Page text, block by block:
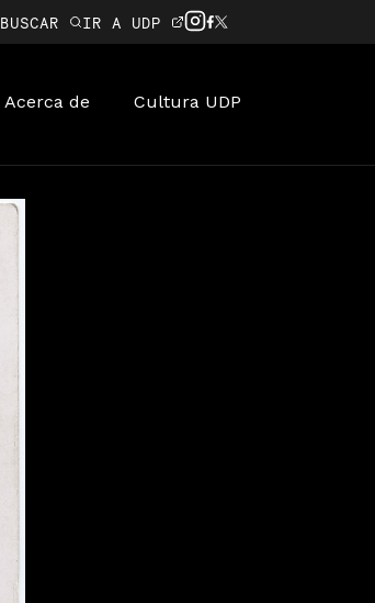
BUSCAR IR A UDP
Acerca de Cultura UDP